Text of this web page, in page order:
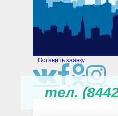
Оставить заявку
тел.